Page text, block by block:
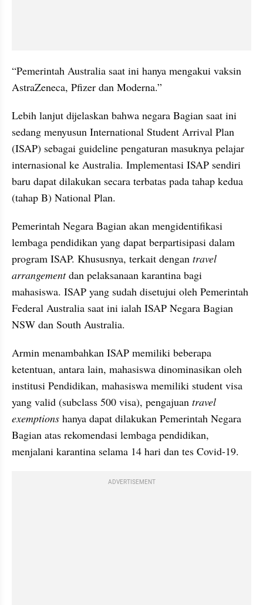
“Pemerintah Australia saat ini hanya mengakui vaksin
AstraZeneca, Pfizer dan Moderna.”
Lebih lanjut dijelaskan bahwa negara Bagian saat ini
sedang menyusun International Student Arrival Plan
(ISAP) sebagai guideline pengaturan masuknya pelajar
internasional ke Australia. Implementasi ISAP sendiri
baru dapat dilakukan secara terbatas pada tahap kedua
(tahap B) National Plan.
Pemerintah Negara Bagian akan mengidentifikasi
lembaga pendidikan yang dapat berpartisipasi dalam
program ISAP. Khususnya, terkait dengan travel
arrangement dan pelaksanaan karantina bagi
mahasiswa. ISAP yang sudah disetujui oleh Pemerintah
Federal Australia saat ini ialah ISAP Negara Bagian
NSW dan South Australia.
Armin menambahkan ISAP memiliki beberapa
ketentuan, antara lain, mahasiswa dinominasikan oleh
institusi Pendidikan, mahasiswa memiliki student visa
yang valid (subclass 500 visa), pengajuan travel
exemptions hanya dapat dilakukan Pemerintah Negara
Bagian atas rekomendasi lembaga pendidikan,
menjalani karantina selama 14 hari dan tes Covid-19.
ADVERTISEMENT